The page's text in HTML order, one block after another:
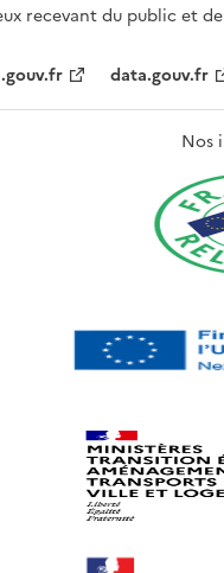
recevant du public et
data.gouv.fr
Nos